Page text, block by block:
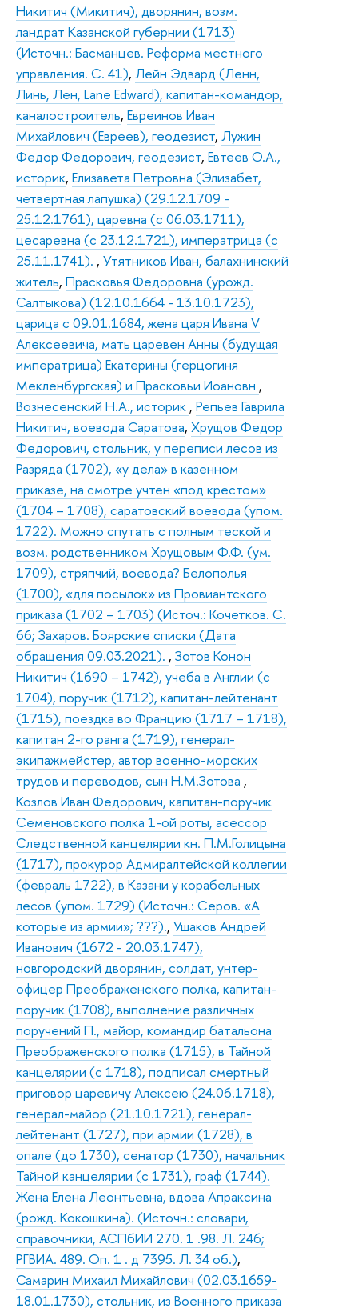
Никитич (Микитич), дворянин, возм.
ландрат Казанской губернии (1713)
(Источн.: Басманцев. Реформа местного
управления. С. 41), Лейн Эдвард (Ленн,
Линь, Лен, Lane Edward), капитан-командор,
каналостроитель, Евреинов Иван
Михайлович (Евреев), геодезист, Лужин
Федор Федорович, геодезист, Евтеев О.А.,
историк, Елизавета Петровна (Элизабет,
четвертная лапушка) (29.12.1709 -
25.12.1761), царевна (с 06.03.1711),
цесаревна (с 23.12.1721), императрица (с
25.11.1741). , Утятников Иван, балахнинский
житель, Прасковья Федоровна (урожд.
Салтыкова) (12.10.1664 - 13.10.1723),
царица с 09.01.1684, жена царя Ивана V
Алексеевича, мать царевен Анны (будущая
императрица) Екатерины (герцогиня
Мекленбургская) и Прасковьи Иоановн ,
Вознесенский Н.А., историк , Репьев Гаврила
Никитич, воевода Саратова, Хрущов Федор
Федорович, стольник, у переписи лесов из
Разряда (1702), «у дела» в казенном
приказе, на смотре учтен «под крестом»
(1704 – 1708), саратовский воевода (упом.
1722). Можно спутать с полным теской и
возм. родственником Хрущовым Ф.Ф. (ум.
1709), стряпчий, воевода? Белополья
(1700), «для посылок» из Провиантского
приказа (1702 – 1703) (Источ.: Кочетков. С.
66; Захаров. Боярские списки (Дата
обращения 09.03.2021). , Зотов Конон
Никитич (1690 – 1742), учеба в Англии (с
1704), поручик (1712), капитан-лейтенант
(1715), поездка во Францию (1717 – 1718),
капитан 2-го ранга (1719), генерал-
экипажмейстер, автор военно-морских
трудов и переводов, сын Н.М.Зотова ,
Козлов Иван Федорович, капитан-поручик
Семеновского полка 1-ой роты, асессор
Следственной канцелярии кн. П.М.Голицына
(1717), прокурор Адмиралтейской коллегии
(февраль 1722), в Казани у корабельных
лесов (упом. 1729) (Источн.: Серов. «А
которые из армии»; ???)., Ушаков Андрей
Иванович (1672 - 20.03.1747),
новгородский дворянин, солдат, унтер-
офицер Преображенского полка, капитан-
поручик (1708), выполнение различных
поручений П., майор, командир батальона
Преображенского полка (1715), в Тайной
канцелярии (с 1718), подписал смертный
приговор царевичу Алексею (24.06.1718),
генерал-майор (21.10.1721), генерал-
лейтенант (1727), при армии (1728), в
опале (до 1730), сенатор (1730), начальник
Тайной канцелярии (с 1731), граф (1744).
Жена Елена Леонтьевна, вдова Апраксина
(рожд. Кокошкина). (Источн.: словари,
справочники, АСПбИИ 270. 1 .98. Л. 246;
РГВИА. 489. Оп. 1 . д 7395. Л. 34 об.),
Самарин Михаил Михайлович (02.03.1659-
18.01.1730), стольник, из Военного приказа